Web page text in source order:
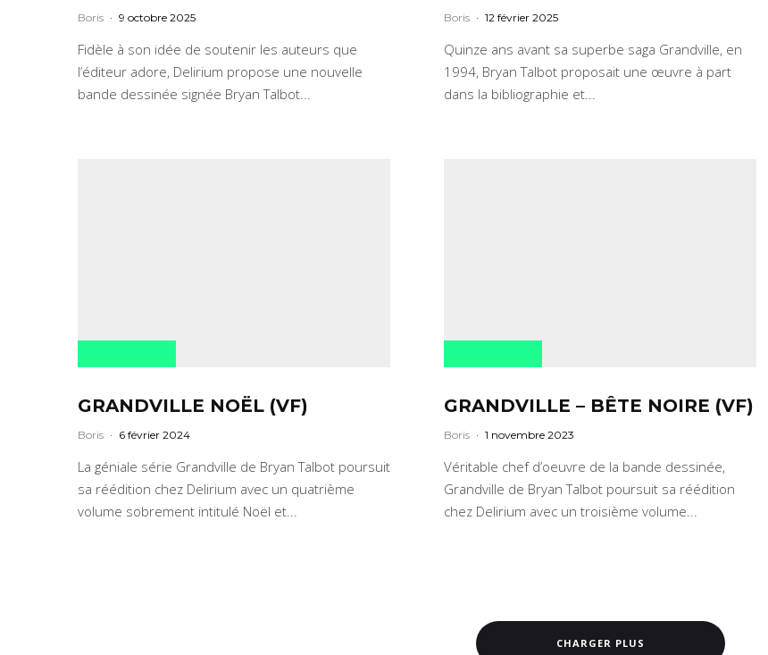
Boris · 9 octobre 2025
Fidèle à son idée de soutenir les auteurs que
l’éditeur adore, Delirium propose une nouvelle
bande dessinée signée Bryan Talbot...
Boris · 12 février 2025
Quinze ans avant sa superbe saga Grandville, en
1994, Bryan Talbot proposait une œuvre à part
dans la bibliographie et...
GRANDVILLE NOËL (VF)
Boris · 6 février 2024
La géniale série Grandville de Bryan Talbot poursuit
sa réédition chez Delirium avec un quatrième
volume sobrement intitulé Noël et...
GRANDVILLE – BÊTE NOIRE (VF)
Boris · 1 novembre 2023
Véritable chef d’oeuvre de la bande dessinée,
Grandville de Bryan Talbot poursuit sa réédition
chez Delirium avec un troisième volume...
CHARGER PLUS